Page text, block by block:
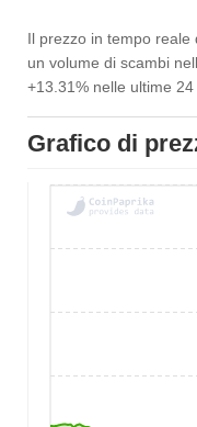
Il prezzo in tempo
un volume di scambi
+13.31% nelle ultime 24
Grafico di